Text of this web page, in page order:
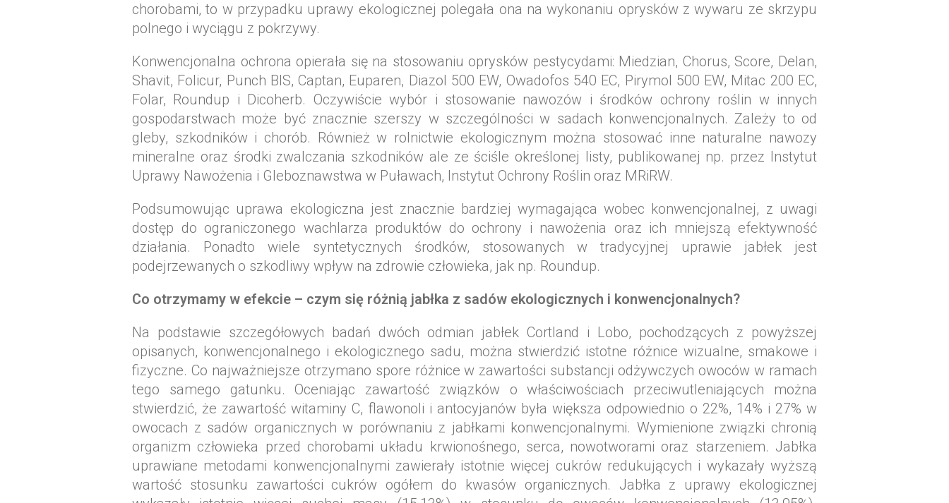
chorobami, to w przypadku uprawy ekologicznej polegała ona na wykonaniu oprysków z wywaru ze skrzypu
polnego i wyciągu z pokrzywy.
Konwencjonalna ochrona opierała się na stosowaniu oprysków pestycydami: Miedzian, Chorus, Score, Delan,
Shavit, Folicur, Punch BIS, Captan, Euparen, Diazol 500 EW, Owadofos 540 EC, Pirymol 500 EW, Mitac 200 EC,
Folar, Roundup i Dicoherb. Oczywiście wybór i stosowanie nawozów i środków ochrony roślin w innych
gospodarstwach może być znacznie szerszy w szczególności w sadach konwencjonalnych. Zależy to od
gleby, szkodników i chorób. Również w rolnictwie ekologicznym można stosować inne naturalne nawozy
mineralne oraz środki zwalczania szkodników ale ze ściśle określonej listy, publikowanej np. przez Instytut
Uprawy Nawożenia i Gleboznawstwa w Puławach, Instytut Ochrony Roślin oraz MRiRW.
Podsumowując uprawa ekologiczna jest znacznie bardziej wymagająca wobec konwencjonalnej, z uwagi
dostęp do ograniczonego wachlarza produktów do ochrony i nawożenia oraz ich mniejszą efektywność
działania. Ponadto wiele syntetycznych środków, stosowanych w tradycyjnej uprawie jabłek jest
podejrzewanych o szkodliwy wpływ na zdrowie człowieka, jak np. Roundup.
Co otrzymamy w efekcie – czym się różnią jabłka z sadów ekologicznych i konwencjonalnych?
Na podstawie szczegółowych badań dwóch odmian jabłek Cortland i Lobo, pochodzących z powyższej
opisanych, konwencjonalnego i ekologicznego sadu, można stwierdzić istotne różnice wizualne, smakowe i
fizyczne. Co najważniejsze otrzymano spore różnice w zawartości substancji odżywczych owoców w ramach
tego samego gatunku. Oceniając zawartość związków o właściwościach przeciwutleniających można
stwierdzić, że zawartość witaminy C, flawonoli i antocyjanów była większa odpowiednio o 22%, 14% i 27% w
owocach z sadów organicznych w porównaniu z jabłkami konwencjonalnymi. Wymienione związki chronią
organizm człowieka przed chorobami układu krwionośnego, serca, nowotworami oraz starzeniem. Jabłka
uprawiane metodami konwencjonalnymi zawierały istotnie więcej cukrów redukujących i wykazały wyższą
wartość stosunku zawartości cukrów ogółem do kwasów organicznych. Jabłka z uprawy ekologicznej